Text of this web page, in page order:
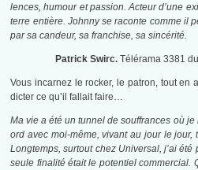
lences, humour et passion. Acteur d’une
terre entière. Johnny se raconte comme il
par sa candeur, sa franchise, sa sincérité.
Patrick Swirc. Télérama 3381
Vous incarnez le rocker, le patron, tout en
dicter ce qu’il fallait faire…
Ma vie a été un tunnel de souffrances où
ord avec moi-même, vivant au jour le
Longtemps, surtout chez Universal, j’ai
seule finalité était le potentiel commercial.